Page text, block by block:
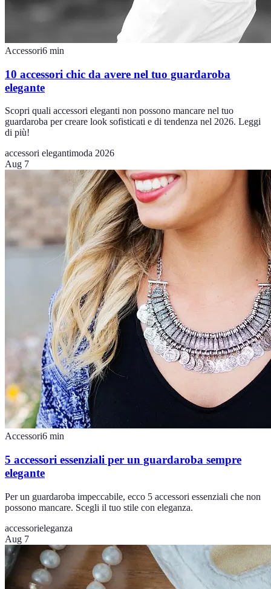
Accessori6 min
10 accessori chic da avere nel tuo guardaroba
elegante
Scopri quali accessori eleganti non possono mancare nel tuo
guardaroba per creare look sofisticati e di tendenza nel 2026. Leggi
di più!
accessori elegantimoda 2026
Aug 7
Accessori6 min
5 accessori essenziali per un guardaroba sempre
elegante
Per un guardaroba impeccabile, ecco 5 accessori essenziali che non
possono mancare. Scegli il tuo stile con eleganza.
accessorieleganza
Aug 7